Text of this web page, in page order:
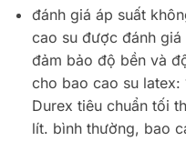
đánh giá áp suất
cao su được đánh
đảm bảo độ bền và
cho bao cao su latex:
Durex tiêu chuẩn tối
lít. bình thường, bao